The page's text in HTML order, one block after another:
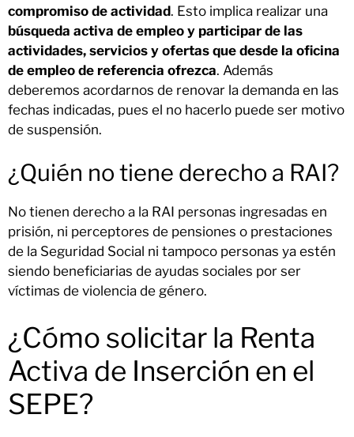
compromiso de actividad. Esto implica realizar una
búsqueda activa de empleo y participar de las
actividades, servicios y ofertas que desde la oficina
de empleo de referencia ofrezca. Además
deberemos acordarnos de renovar la demanda en las
fechas indicadas, pues el no hacerlo puede ser motivo
de suspensión.
¿Quién no tiene derecho a RAI?
No tienen derecho a la RAI personas ingresadas en
prisión, ni perceptores de pensiones o prestaciones
de la Seguridad Social ni tampoco personas ya estén
siendo beneficiarias de ayudas sociales por ser
víctimas de violencia de género.
¿Cómo solicitar la Renta
Activa de Inserción en el
SEPE?